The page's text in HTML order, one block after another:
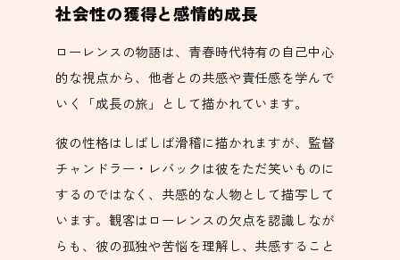
社会性の獲得と感情的成長
ローレンスの物語は、青春時代特有の自己中心
的な視点から、他者との共感や責任感を学んで
いく「成長の旅」として描かれています。
彼の性格はしばしば滑稽に描かれますが、監督
チャンドラー・レバックは彼をただ笑いものに
するのではなく、共感的な人物として描写して
います。観客はローレンスの欠点を認識しなが
らも、彼の孤独や苦悩を理解し、共感すること